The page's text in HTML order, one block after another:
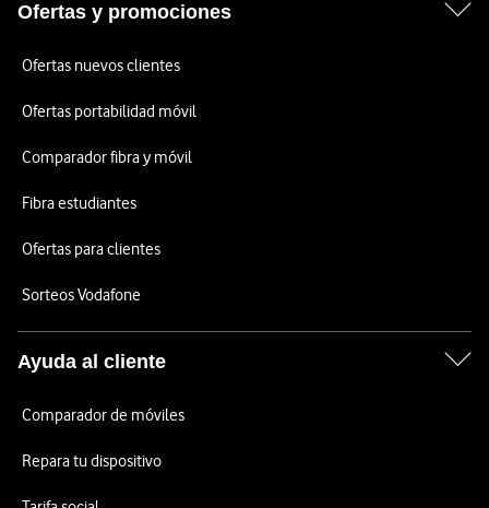
Ofertas y promociones
Ofertas nuevos clientes
Ofertas portabilidad móvil
Comparador fibra y móvil
Fibra estudiantes
Ofertas para clientes
Sorteos Vodafone
Ayuda al cliente
Comparador de móviles
Repara tu dispositivo